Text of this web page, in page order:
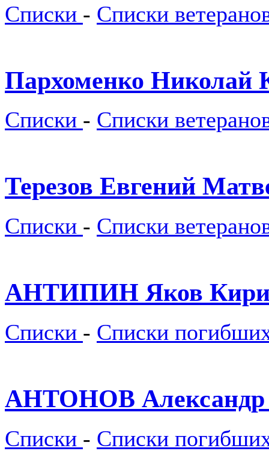
Списки - Списки
Пархоменко Николай
Списки - Списки
Терезов Евгений
Списки - Списки
АНТИПИН Яков
Списки - Списки
АНТОНОВ Александр
Списки - Списки